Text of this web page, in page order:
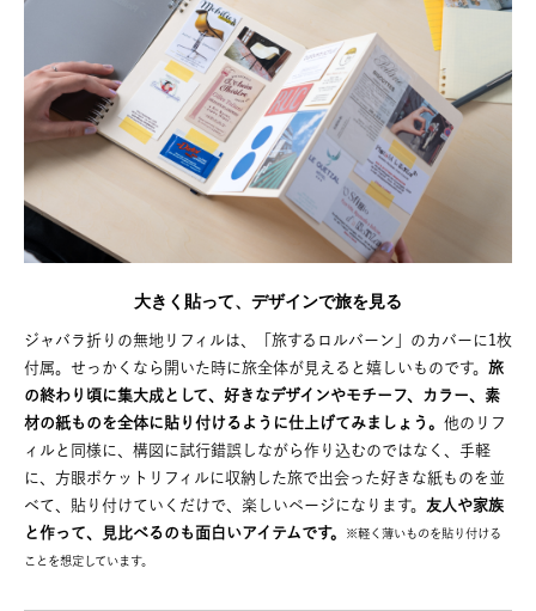
大きく貼って、デザインで旅を見る
ジャバラ折りの無地リフィルは、「旅するロルバーン」のカバーに1枚
付属。せっかくなら開いた時に旅全体が見えると嬉しいものです。 旅
の終わり頃に集大成として、好きなデザインやモチーフ、カラー、素
材の紙ものを全体に貼り付けるように仕上げてみましょう。 他のリフ
ィルと同様に、構図に試行錯誤しながら作り込むのではなく、手軽
に、方眼ポケットリフィルに収納した旅で出会った好きな紙ものを並
べて、貼り付けていくだけで、楽しいページになります。 友人や家族
と作って、見比べるのも面白いアイテムです。
※軽く薄いものを貼り付ける
ことを想定しています。